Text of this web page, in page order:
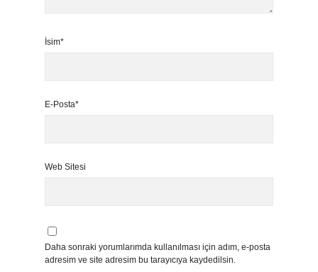
İsim*
E-Posta*
Web Sitesi
Daha sonraki yorumlarımda kullanılması için adım, e-posta
adresim ve site adresim bu tarayıcıya kaydedilsin.